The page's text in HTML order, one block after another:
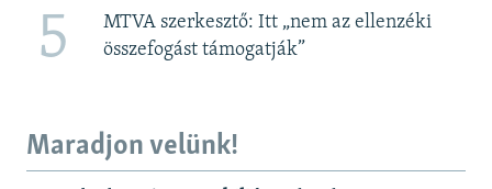
5
MTVA szerkesztő: Itt „nem az ellenzéki
összefogást támogatják”
Maradjon velünk!